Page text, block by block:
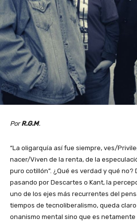
PorR.G.M.
“La oligarquía así fue siempre, ves/
nacer/Viven de la renta, de la
puro cotillón”. ¿Qué es verdad y qué no?
pasando por Descartes o Kant, la
uno de los ejes más recurrentes del
tiempos de tecnoliberalismo, queda
onanismo mental sino que es netamente